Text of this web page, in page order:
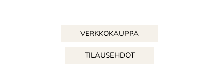
VERKKOKAUPPA
TILAUSEHDOT